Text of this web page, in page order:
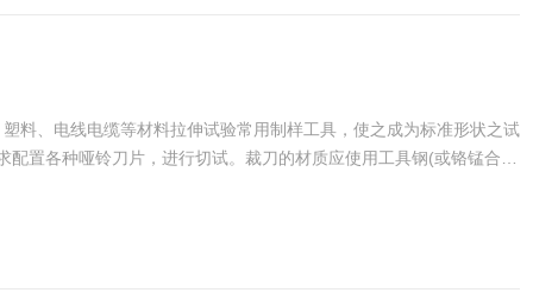
料、电线电缆等材料拉伸试验常用制样工具，使之成为标准形状之试
配置各种哑铃刀片，进行切试。裁刀的材质应使用工具钢(或铬锰合金
或卷刃，以防止裁切出的试样出现锯齿形而影响试验结果。主要规格